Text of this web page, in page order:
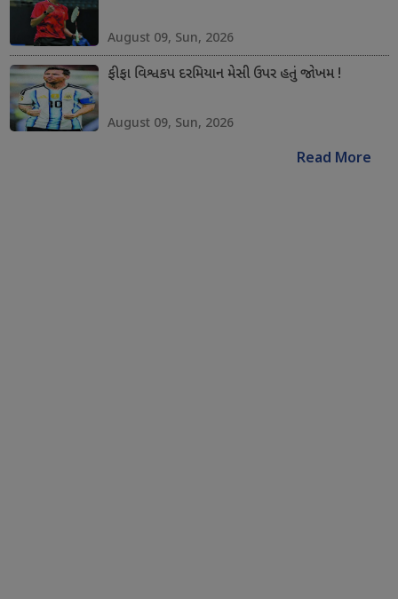
August 09, Sun, 2026
ફીફા વિશ્વકપ દરમિયાન મેસી ઉપર હતું જોખમ !
August 09, Sun, 2026
Read More